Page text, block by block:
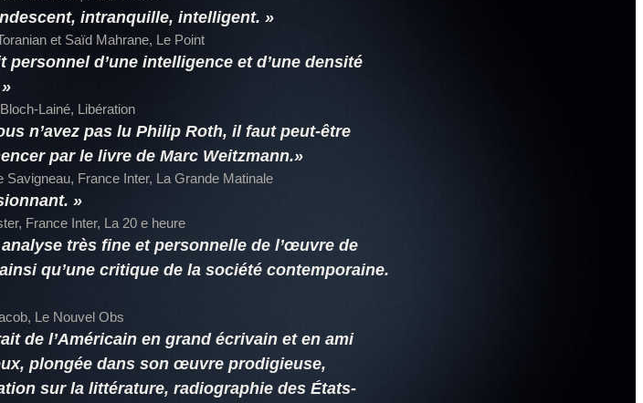
intranquille, intelligent. »
et Saïd Mahrane, Le Point
personnel d’une intelligence et d’une densité
Lainé, Libération
n’avez pas lu Philip Roth, il faut peut-être
par le livre de Marc Weitzmann.»
Savigneau, France Inter, La Grande Matinale
»
France Inter, La 20 e heure
analyse très fine et personnelle de l’œuvre de
qu’une critique de la société contemporaine.
Le Nouvel Obs
de l’Américain en grand écrivain et en ami
plongée dans son œuvre prodigieuse,
sur la littérature, radiographie des États-